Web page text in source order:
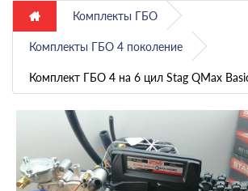
Комплекты ГБО
Комплекты ГБО 4 поколение
Комплект ГБО 4 на 6 цил Stag QMax